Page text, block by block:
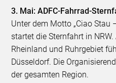
3. Mai: ADFC-Fahrrad-
Unter dem Motto „Ciao Stau
startet die Sternfahrt in
Rheinland und Ruhrgebiet
Düsseldorf. Die
der gesamten Region.